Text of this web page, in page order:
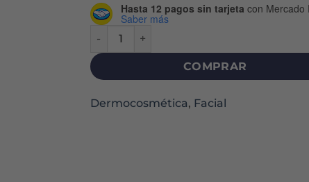
Hasta 12 pagos sin tarjeta con Mercado
Saber más
RENOVATEURS GLICÓLICO 10 SERUM X 30
COMPRAR
Dermocosmética, Facial